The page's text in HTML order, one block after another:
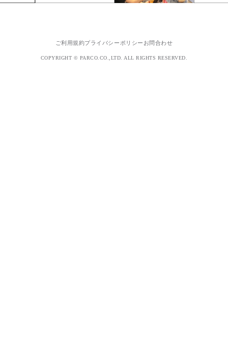
ご利用規約プライバシーポリシー お問合わせ
COPYRIGHT © PARCO.CO.,LTD. ALL RIGHTS RESERVED.